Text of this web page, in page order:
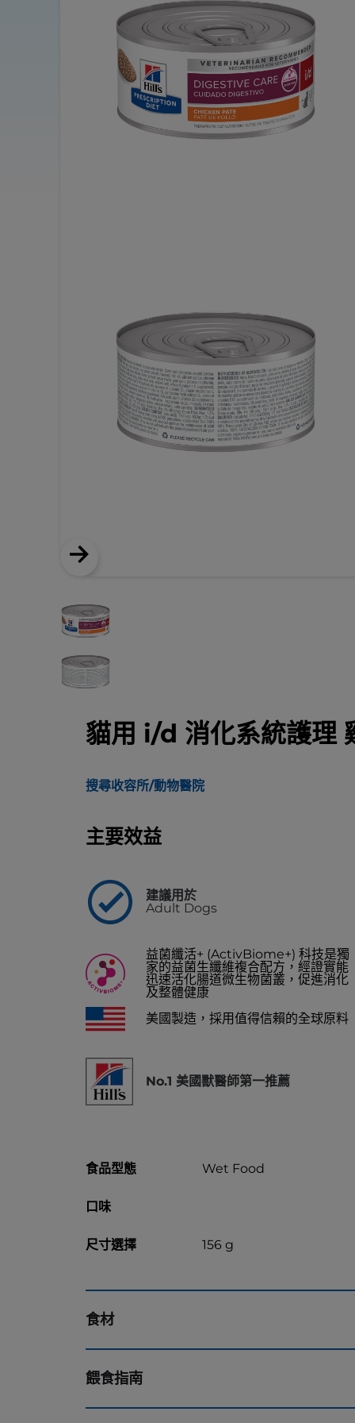
貓用 i/d 消化系統護理
搜尋收容所/動物醫院
主要效益
建議用於
Adult Dogs
益菌纖活+ (ActivBiome+) 科技是獨
家的益菌生纖維複合配方，經證實能
迅速活化腸道微生物菌叢，促進消化
及整體健康
美國製造，採用值得信賴的全球原料
No.1 美國獸醫師第一推薦
食品型態 Wet Food
口味
尺寸選擇 156 g
食材
餵食指南